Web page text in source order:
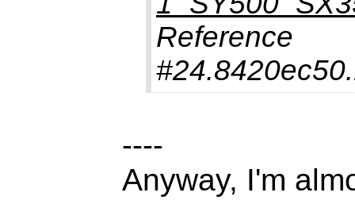
Reference
----
Anyway, I'm